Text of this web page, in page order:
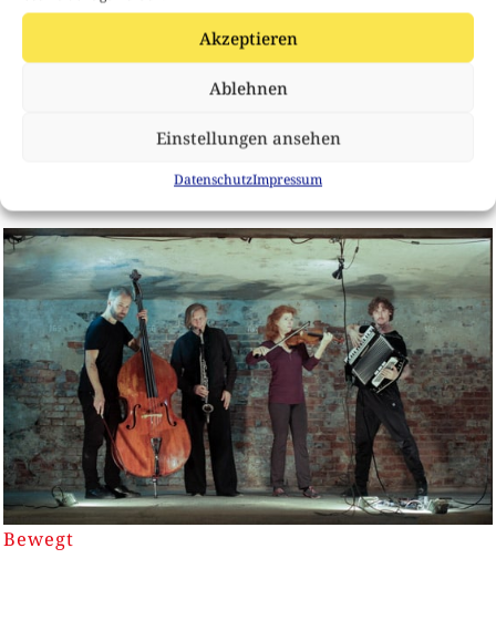
Akzeptieren
Ablehnen
Einstellungen ansehen
DatenschutzImpressum
Infectus Hannover
Bewegt